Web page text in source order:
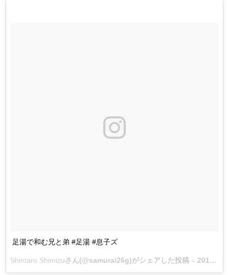
足湯で和む兄と弟 #足湯 #息子ズ
Shintaro Shimizuさん(@samurai26g)がシェアした投稿 – 2017 6月 17 12:43午前 PDT